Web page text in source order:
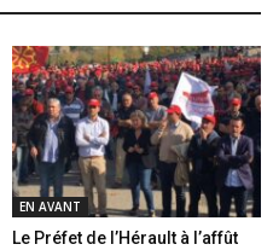
EN AVANT
Le Préfet de l’Hérault à l’affût